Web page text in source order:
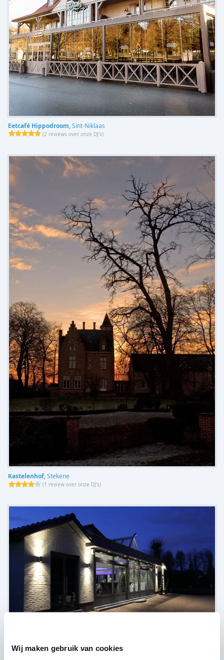
Wij maken gebruik van cookies
Eetcafé Hippodroom,Sint-Niklaas
(2 reviews over onze DJ's)
Kastelenhof,Stekene
(1 review over onze DJ's)
Feestzalen Roxy,